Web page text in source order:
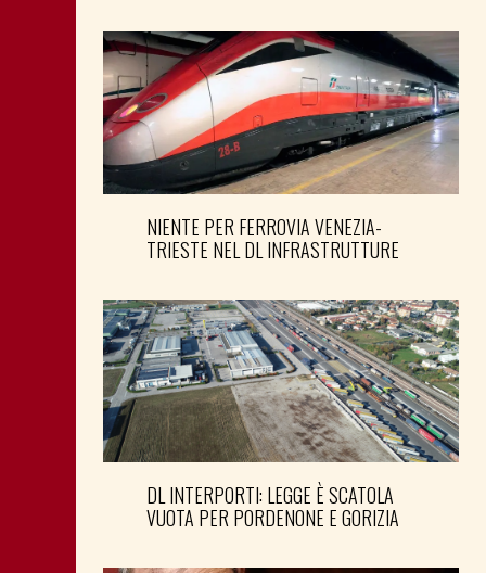
NIENTE PER FERROVIA VENEZIA-
TRIESTE NEL DL INFRASTRUTTURE
DL INTERPORTI: LEGGE È SCATOLA
VUOTA PER PORDENONE E GORIZIA